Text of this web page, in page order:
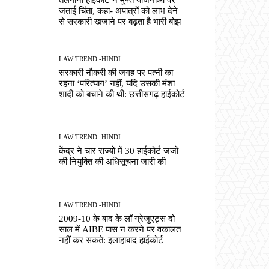
जताई चिंता, कहा- अपात्रों को लाभ देने
से सरकारी खजाने पर बढ़ता है भारी बोझ
LAW TREND -HINDI
सरकारी नौकरी की जगह पर पत्नी का
रहना ‘परित्याग’ नहीं, यदि उसकी मंशा
शादी को बचाने की थी: छत्तीसगढ़ हाईकोर्ट
LAW TREND -HINDI
केंद्र ने चार राज्यों में 30 हाईकोर्ट जजों
की नियुक्ति की अधिसूचना जारी की
LAW TREND -HINDI
2009-10 के बाद के लॉ ग्रेजुएट्स दो
साल में AIBE पास न करने पर वकालत
नहीं कर सकते: इलाहाबाद हाईकोर्ट